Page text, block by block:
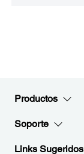
Productos
Soporte
Links Sugeridos